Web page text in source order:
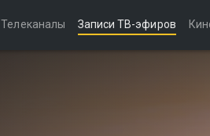
Телеканалы Записи ТВ-эфиров